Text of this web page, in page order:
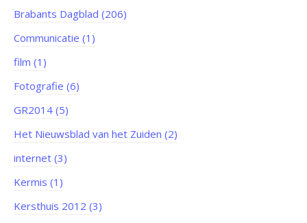
Brabants Dagblad (206)
Communicatie (1)
film (1)
Fotografie (6)
GR2014 (5)
Het Nieuwsblad van het Zuiden (2)
internet (3)
Kermis (1)
Kersthuis 2012 (3)